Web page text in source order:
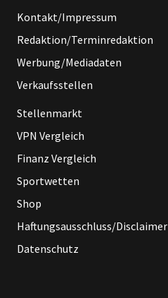
Kontakt/Impressum
Redaktion/Terminredaktion
Werbung/Mediadaten
Verkaufsstellen
Stellenmarkt
VPN Vergleich
Finanz Vergleich
Sportwetten
Shop
Haftungsausschluss/Disclaimer
Datenschutz